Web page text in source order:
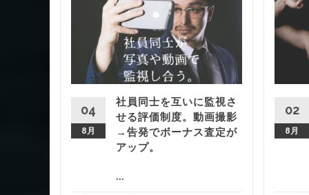
04
8月
社員同士を互いに監視さ
せる評価制度。動画撮影
→告発でボーナス査定が
アップ。
...
02
8月